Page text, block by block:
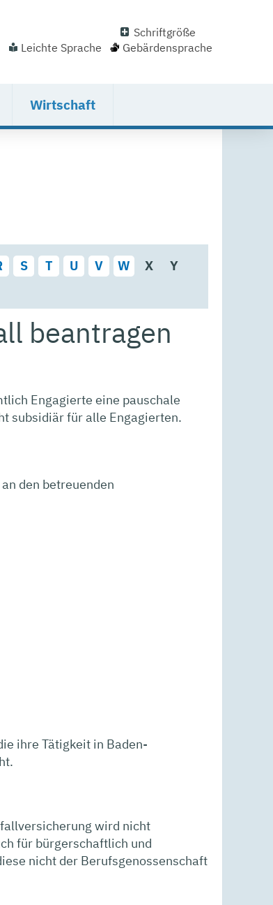
Schriftgröße
Leichte Sprache
Gebärdensprache
Wirtschaft
S T U V W X
Y
beantragen
Engagierte eine pauschale
subsidiär für alle Engagierten.
den betreuenden
ihre Tätigkeit in Baden-
wird nicht
für bürgerschaftlich und
nicht der Berufsgenossenschaft